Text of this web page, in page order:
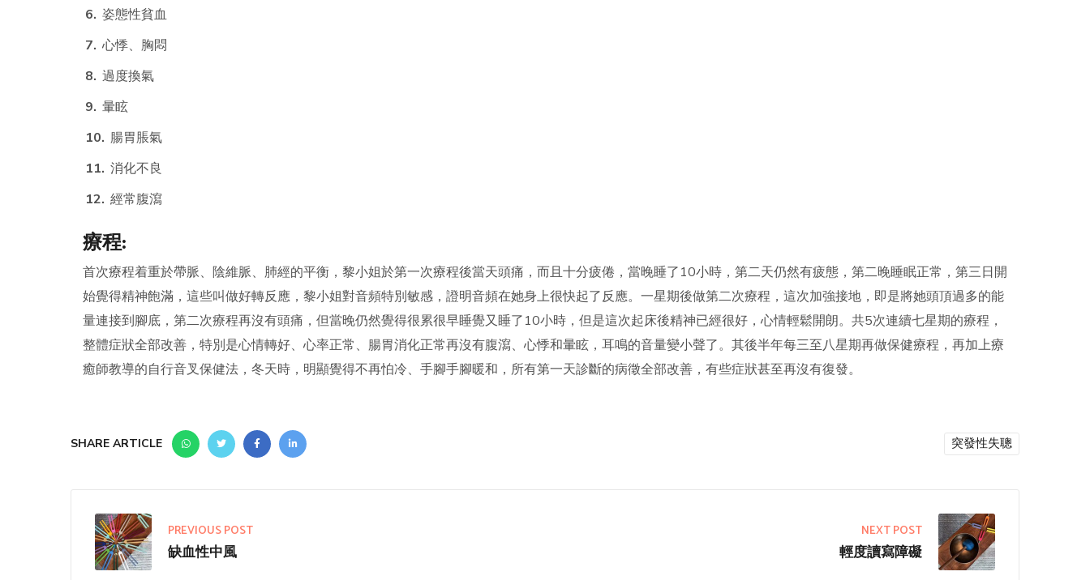
姿態性貧血
心悸、胸悶
過度換氣
暈眩
腸胃脹氣
消化不良
經常腹瀉
療程:
首次療程着重於帶脈、陰維脈、肺經的平衡，黎小姐於第一次療程後當天頭痛，而且十分疲倦，當晚睡了10小時，第二天仍然有疲態，第二晚睡眠正常，第三日開
始覺得精神飽滿，這些叫做好轉反應，黎小姐對音頻特別敏感，證明音頻在她身上很快起了反應。一星期後做第二次療程，這次加強接地，即是將她頭頂過多的能
量連接到腳底，第二次療程再沒有頭痛，但當晚仍然覺得很累很早睡覺又睡了10小時，但是這次起床後精神已經很好，心情輕鬆開朗。共5次連續七星期的療程，
整體症狀全部改善，特別是心情轉好、心率正常、腸胃消化正常再沒有腹瀉、心悸和暈眩，耳鳴的音量變小聲了。其後半年每三至八星期再做保健療程，再加上療
癒師教導的自行音叉保健法，冬天時，明顯覺得不再怕冷、手腳手腳暖和，所有第一天診斷的病徵全部改善，有些症狀甚至再沒有復發。
SHARE ARTICLE 突發性失聰
PREVIOUS POST
缺血性中風
NEXT POST
輕度讀寫障礙